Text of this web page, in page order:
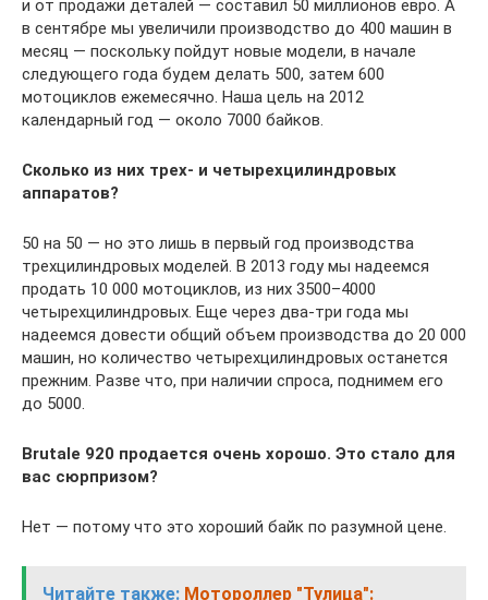
и от продажи деталей — составил 50 миллионов евро. А
в сентябре мы увеличили производство до 400 машин в
месяц — поскольку пойдут новые модели, в начале
следующего года будем делать 500, затем 600
мотоциклов ежемесячно. Наша цель на 2012
календарный год — около 7000 байков.
Сколько из них трех- и четырехцилиндровых
аппаратов?
50 на 50 — но это лишь в первый год производства
трехцилиндровых моделей. В 2013 году мы надеемся
продать 10 000 мотоциклов, из них 3500–4000
четырехцилиндровых. Еще через два-три года мы
надеемся довести общий объем производства до 20 000
машин, но количество четырехцилиндровых останется
прежним. Разве что, при наличии спроса, поднимем его
до 5000.
Brutale 920 продается очень хорошо. Это стало для
вас сюрпризом?
Нет — потому что это хороший байк по разумной цене.
Читайте также: Мотороллер "Тулица":